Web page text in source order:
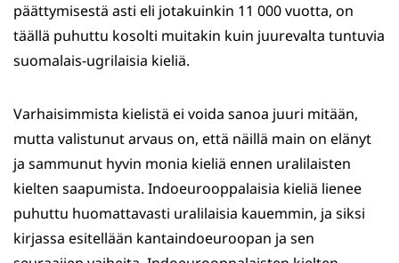
päättymisestä asti eli jotakuinkin 11 000 vuotta, on
täällä puhuttu kosolti muitakin kuin juurevalta tuntuvia
suomalais-ugrilaisia kieliä.
Varhaisimmista kielistä ei voida sanoa juuri mitään,
mutta valistunut arvaus on, että näillä main on elänyt
ja sammunut hyvin monia kieliä ennen uralilaisten
kielten saapumista. Indoeurooppalaisia kieliä lienee
puhuttu huomattavasti uralilaisia kauemmin, ja siksi
kirjassa esitellään kantaindoeuroopan ja sen